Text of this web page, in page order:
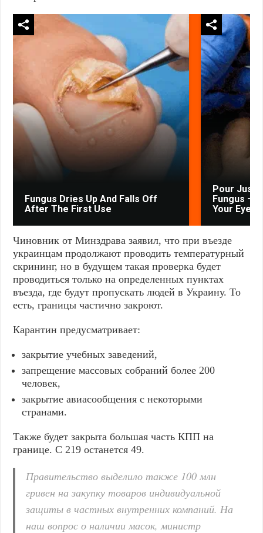
Fungus Dries Up And Falls Off
After The First Use
Pour Just
Fungus —
Your Eyes
Чиновник от Минздрава заявил, что при въезде
украинцам продолжают проводить температурный
скрининг, но в будущем такая проверка будет
проводиться только на определенных пунктах
въезда, где будут пропускать людей в Украину. То
есть, границы частично закроют.
Карантин предусматривает:
закрытие учебных заведений,
запрещение массовых собраний более 200
человек,
закрытие авиасообщения с некоторыми
странами.
Также будет закрыта большая часть КПП на
границе. С 219 останется 49.
Правительство выделило также 100 млн
гривен на закупку товаров индивидуальной
защиты в частных внутренних компаний. На
наш вопрос о наличии масок, министр